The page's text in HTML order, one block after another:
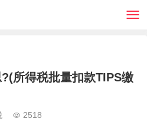
所得税批量扣款TIPS缴
2518